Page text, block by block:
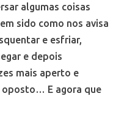
algumas coisas
sido como nos avisa
e esfriar,
e depois
mais aperto e
oposto… E agora que